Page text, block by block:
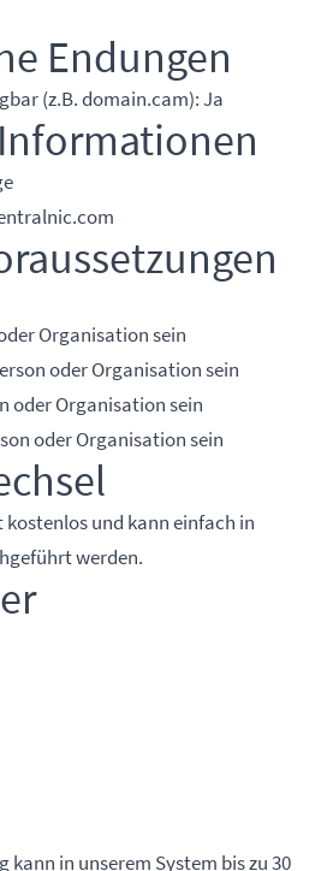
Endungen
(z.B. domain.cam): Ja
Organisation sein
oder Organisation sein
oder Organisation sein
oder Organisation sein
kostenlos und kann einfach in
werden.
kann in unserem System bis zu 30